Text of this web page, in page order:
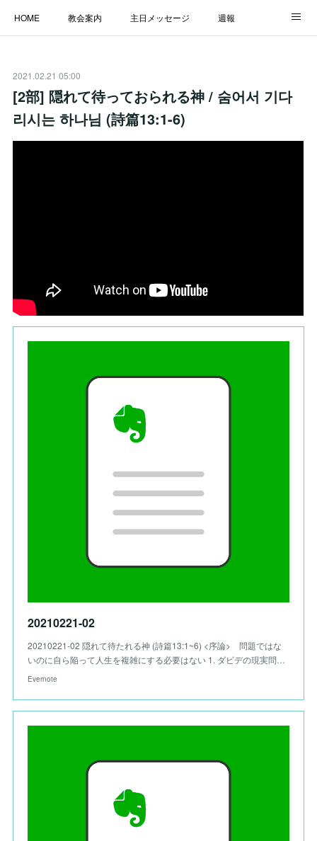
HOME 教会案内 主日メッセージ 週報
LINK
2021.02.21 05:00
[2部] 隠れて待っておられる神 / 숨어서 기다
리시는 하나님 (詩篇13:1-6)
20210221-02
20210221-02 隠れて待たれる神 (詩篇13:1~6) <序論> 問題ではな
いのに自ら陥って人生を複雑にする必要はない 1. ダビデの現実問…
Evernote